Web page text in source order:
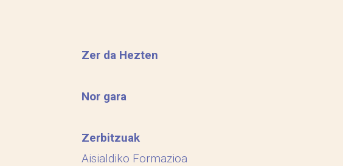
Zer da Hezten
Nor gara
Zerbitzuak
Aisialdiko Formazioa